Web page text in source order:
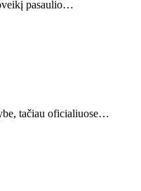
pasaulio…
tačiau oficialiuose…